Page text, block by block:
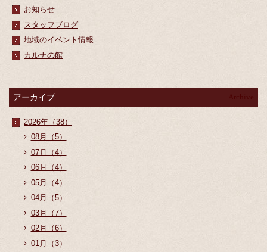
お知らせ
スタッフブログ
地域のイベント情報
カルナの館
アーカイブ
2026年（38）
08月（5）
07月（4）
06月（4）
05月（4）
04月（5）
03月（7）
02月（6）
01月（3）